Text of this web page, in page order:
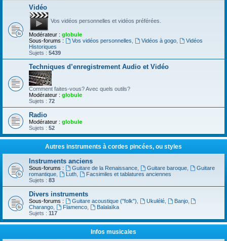
Vidéo
Vos vidéos personnelles et vidéos préférées.
Modérateur : globule
Sous-forums :
Vos vidéos personnelles Vidéos à gogo,
Vidéos
Historiques
Sujets : 5439
Techniques d’enregistrement Audio et Vidéo
Comment faites-vous? Avec quels outils?
Modérateur : globule
Sujets : 72
Radio
Modérateur : globule
Sujets : 52
Autres instruments à cordes pincées, ou styles
Instruments anciens
Sous-forums : Guitare de la Renaissance, Guitare baroque,
Guitare
romantique
Luth,
Facsimiles et tablatures anciennes
Sujets : 83
Divers instruments
Sous-forums : Guitare acoustique ("folk") Ukulélé, Banjo,
Charango
Flamenco,
Balalaïka
Sujets : 117
Infos musicales